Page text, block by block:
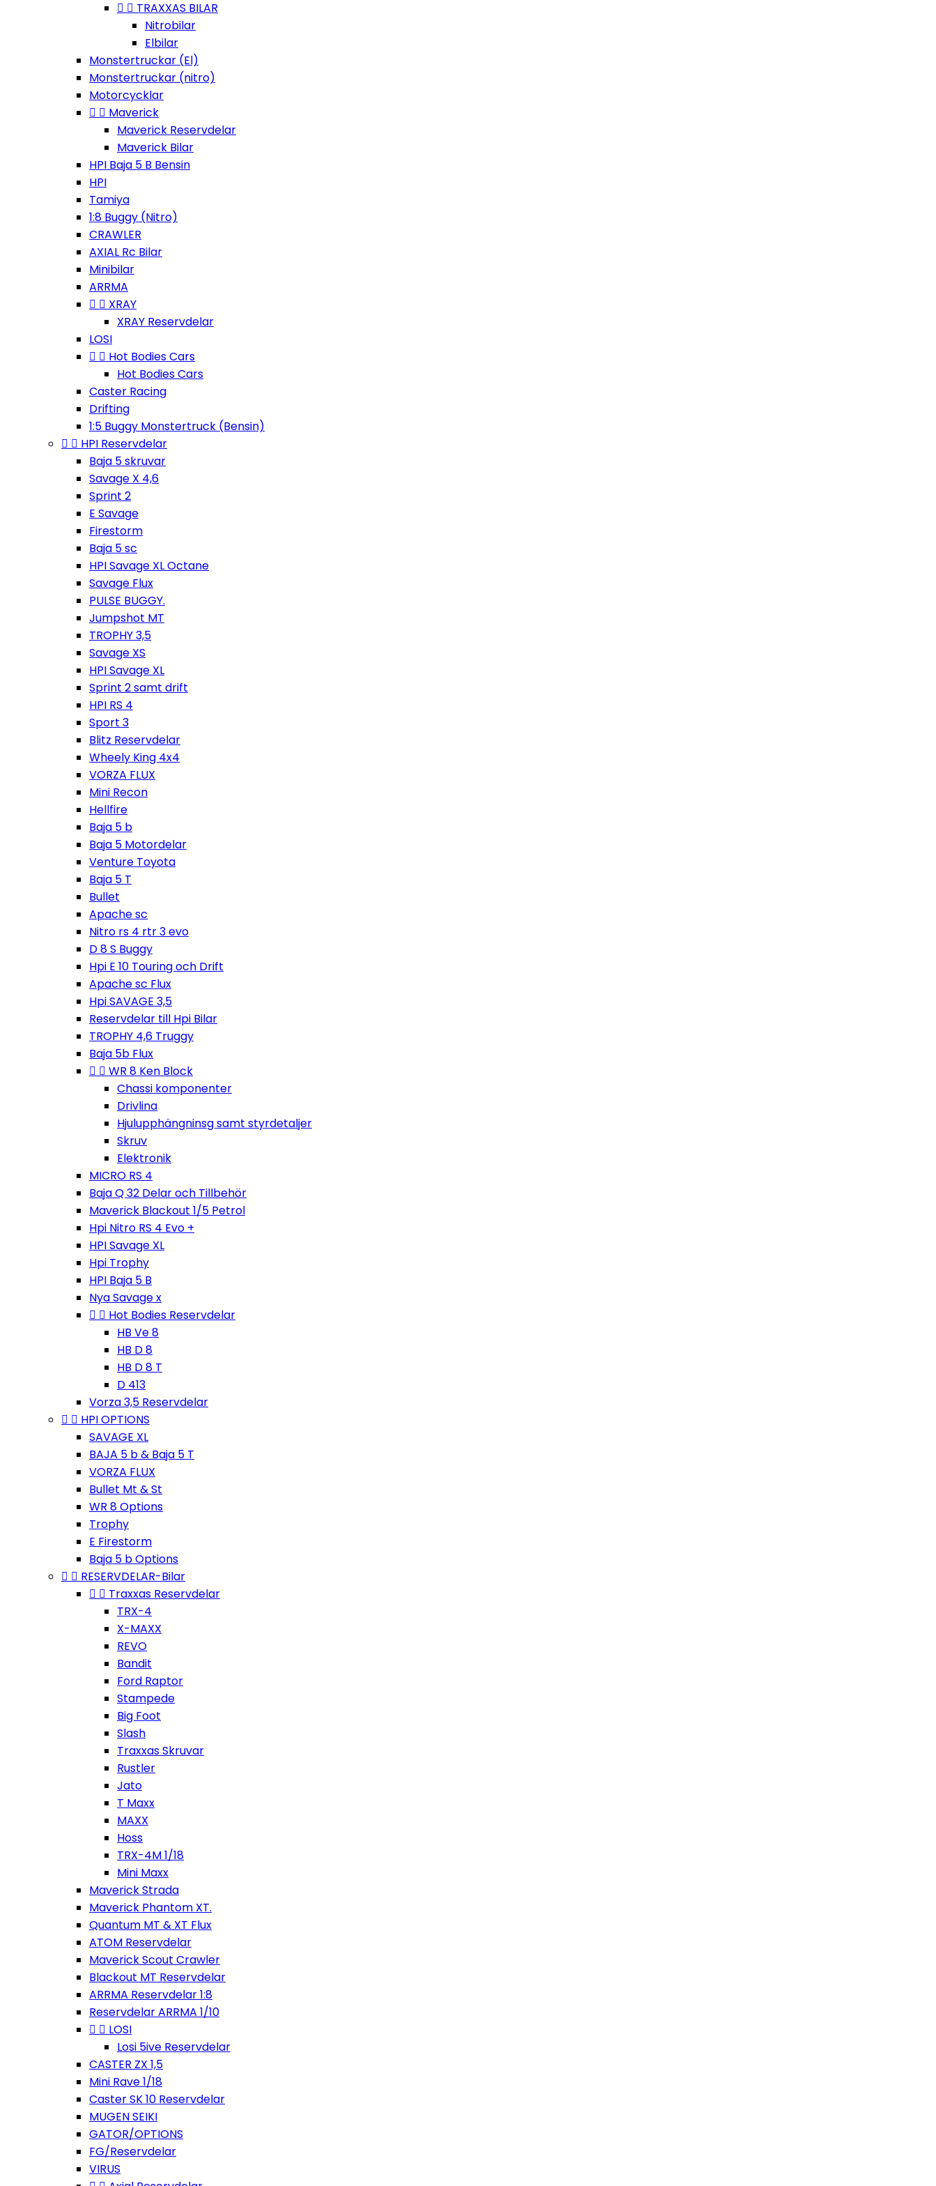
  TRAXXAS BILAR
Nitrobilar
Elbilar
Monstertruckar (El)
Monstertruckar (nitro)
Motorcycklar
  Maverick
Maverick Reservdelar
Maverick Bilar
HPI Baja 5 B Bensin
HPI
Tamiya
1:8 Buggy (Nitro)
CRAWLER
AXIAL Rc Bilar
Minibilar
ARRMA
  XRAY
XRAY Reservdelar
LOSI
  Hot Bodies Cars
Hot Bodies Cars
Caster Racing
Drifting
1:5 Buggy Monstertruck (Bensin)
  HPI Reservdelar
Baja 5 skruvar
Savage X 4,6
Sprint 2
E Savage
Firestorm
Baja 5 sc
HPI Savage XL Octane
Savage Flux
PULSE BUGGY.
Jumpshot MT
TROPHY 3,5
Savage XS
HPI Savage XL
Sprint 2 samt drift
HPI RS 4
Sport 3
Blitz Reservdelar
Wheely King 4x4
VORZA FLUX
Mini Recon
Hellfire
Baja 5 b
Baja 5 Motordelar
Venture Toyota
Baja 5 T
Bullet
Apache sc
Nitro rs 4 rtr 3 evo
D 8 S Buggy
Hpi E 10 Touring och Drift
Apache sc Flux
Hpi SAVAGE 3,5
Reservdelar till Hpi Bilar
TROPHY 4,6 Truggy
Baja 5b Flux
  WR 8 Ken Block
Chassi komponenter
Drivlina
Hjulupphängninsg samt styrdetaljer
Skruv
Elektronik
MICRO RS 4
Baja Q 32 Delar och Tillbehör
Maverick Blackout 1/5 Petrol
Hpi Nitro RS 4 Evo +
HPI Savage XL
Hpi Trophy
HPI Baja 5 B
Nya Savage x
  Hot Bodies Reservdelar
HB Ve 8
HB D 8
HB D 8 T
D 413
Vorza 3,5 Reservdelar
  HPI OPTIONS
SAVAGE XL
BAJA 5 b & Baja 5 T
VORZA FLUX
Bullet Mt & St
WR 8 Options
Trophy
E Firestorm
Baja 5 b Options
  RESERVDELAR-Bilar
  Traxxas Reservdelar
TRX-4
X-MAXX
REVO
Bandit
Ford Raptor
Stampede
Big Foot
Slash
Traxxas Skruvar
Rustler
Jato
T Maxx
MAXX
Hoss
TRX-4M 1/18
Mini Maxx
Maverick Strada
Maverick Phantom XT.
Quantum MT & XT Flux
ATOM Reservdelar
Maverick Scout Crawler
Blackout MT Reservdelar
ARRMA Reservdelar 1:8
Reservdelar ARRMA 1/10
  LOSI
Losi 5ive Reservdelar
CASTER ZX 1,5
Mini Rave 1/18
Caster SK 10 Reservdelar
MUGEN SEIKI
GATOR/OPTIONS
FG/Reservdelar
VIRUS